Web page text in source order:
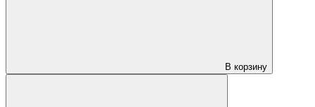
В корзину